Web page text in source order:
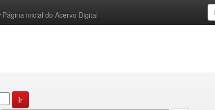
Página inicial do Acervo Digital